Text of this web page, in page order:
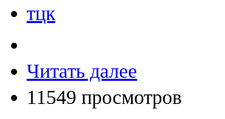
тцк
Читать далее
11549 просмотров